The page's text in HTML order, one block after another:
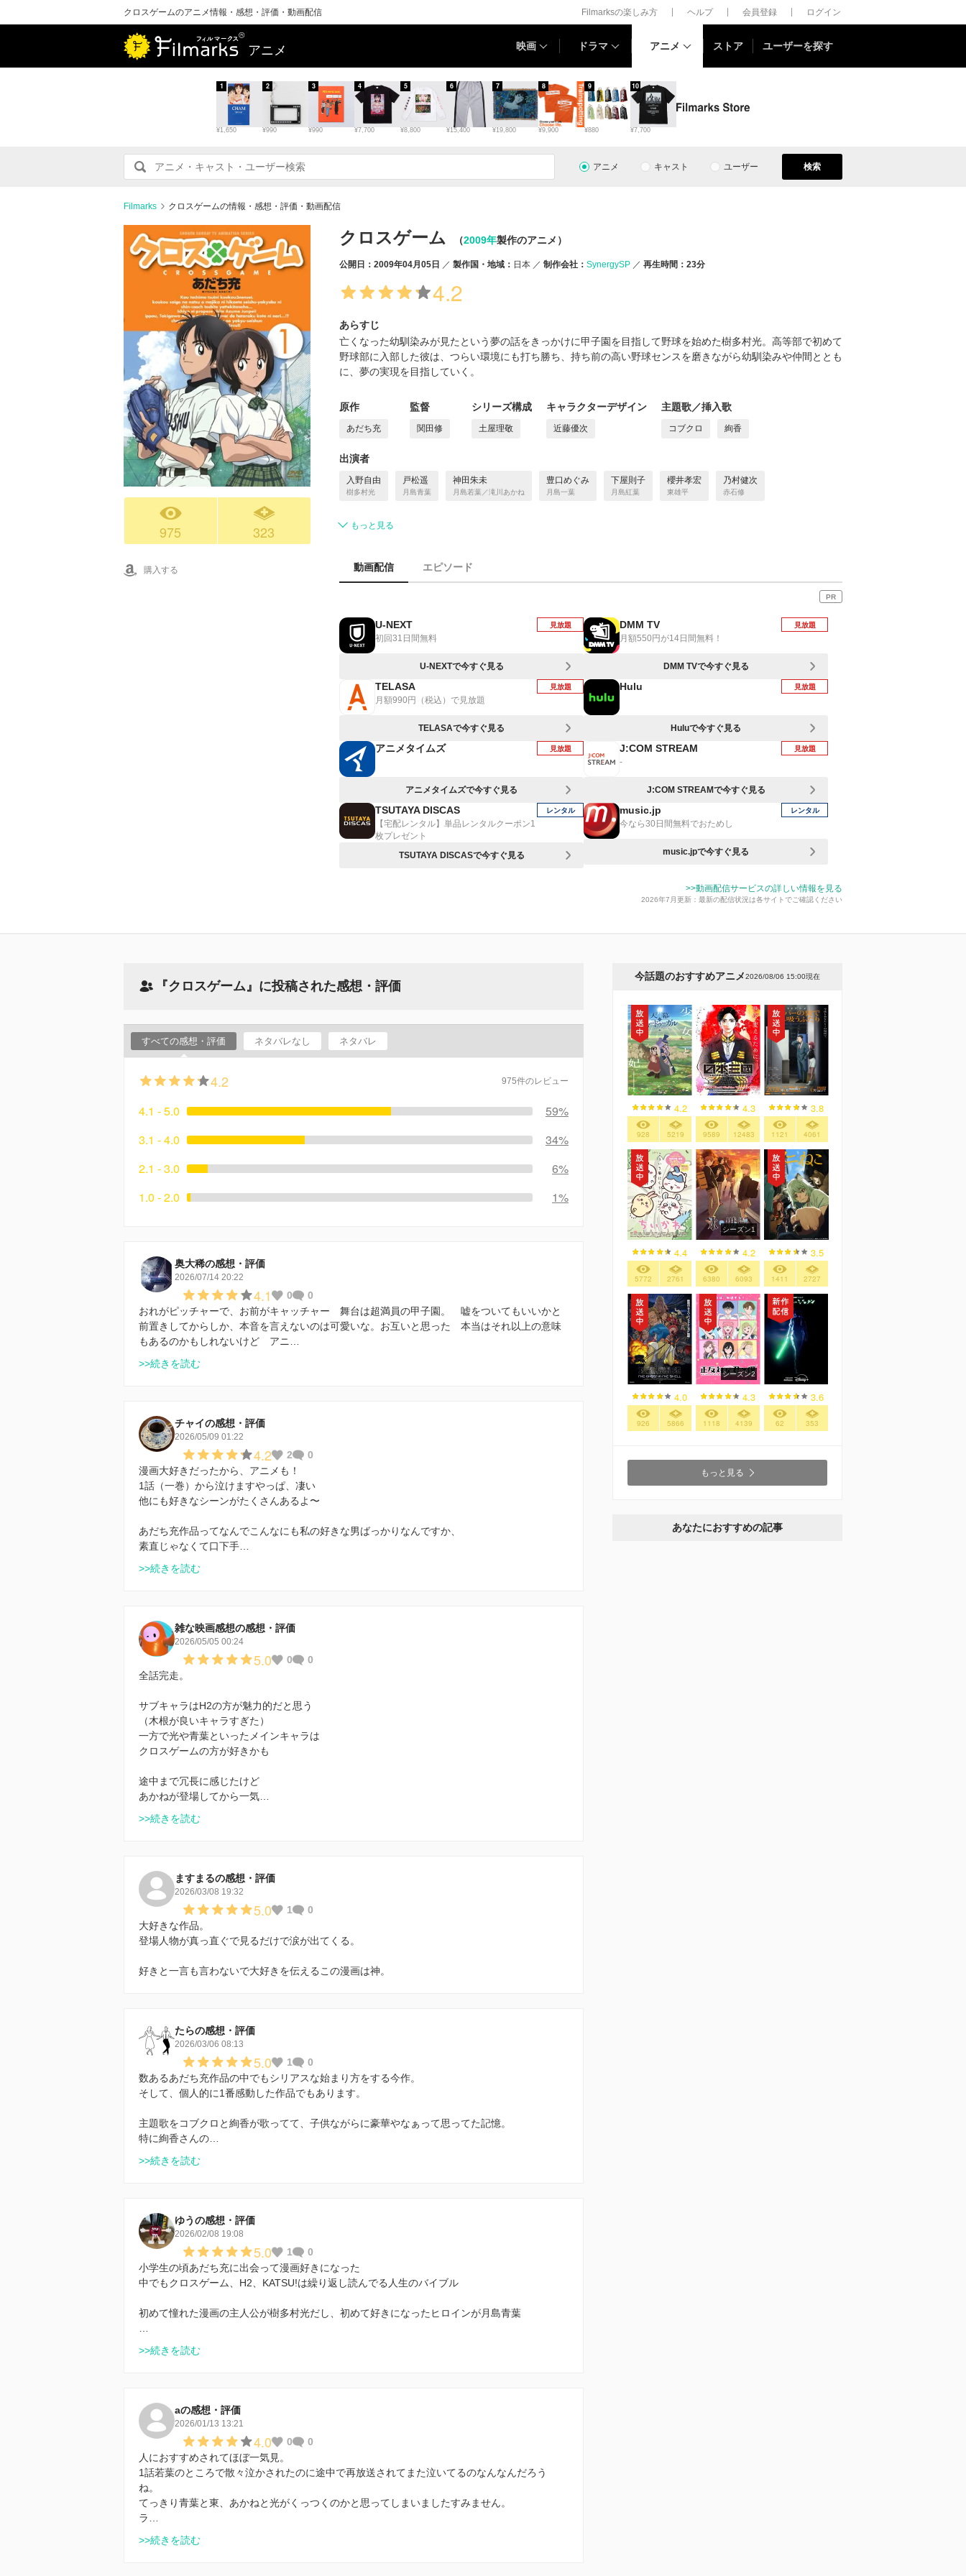
クロスゲームのアニメ情報・感想・評価・動画配信 Filmarksの楽しみ方 ヘルプ 会員登録 ログイン
アニメ 映画 ドラマ アニメ ストア ユーザーを探す
¥1,650
1
¥990
2
¥990
3
¥7,700
4
¥8,800
5
¥15,400
6
¥19,800
7
¥9,900
8
¥880
9
¥7,700
10
アニメ キャスト ユーザー 検索
Filmarks クロスゲームの情報・感想・評価・動画配信
975 323
購入する
クロスゲーム （2009年製作のアニメ）
公開日：2009年04月05日 製作国・地域： 日本 制作会社： SynergySP 再生時間：23分
4.2
あらすじ
亡くなった幼馴染みが見たという夢の話をきっかけに甲子園を目指して野球を始めた樹多村光。高等部で初めて
野球部に入部した彼は、つらい環境にも打ち勝ち、持ち前の高い野球センスを磨きながら幼馴染みや仲間ととも
に、夢の実現を目指していく。
原作
あだち充
監督
関田修
シリーズ構成
土屋理敬
キャラクターデザイン
近藤優次
主題歌／挿入歌
コブクロ 絢香
出演者
入野自由
樹多村光
戸松遥
月島青葉
神田朱未
月島若葉／滝川あかね
豊口めぐみ
月島一葉
下屋則子
月島紅葉
櫻井孝宏
東雄平
乃村健次
赤石修
もっと見る
動画配信 エピソード
PR
U-NEXT
初回31日間無料
見放題
U-NEXTで今すぐ見る
DMM TV
月額550円が14日間無料！
見放題
DMM TVで今すぐ見る
TELASA
月額990円（税込）で見放題
見放題
TELASAで今すぐ見る
Hulu 見放題
Huluで今すぐ見る
アニメタイムズ 見放題
アニメタイムズで今すぐ見る
J:COM STREAM
-
見放題
J:COM STREAMで今すぐ見る
TSUTAYA DISCAS
【宅配レンタル】単品レンタルクーポン1
枚プレゼント
レンタル
TSUTAYA DISCASで今すぐ見る
music.jp
今なら30日間無料でおためし
レンタル
music.jpで今すぐ見る
>>動画配信サービスの詳しい情報を見る
2026年7月更新：最新の配信状況は各サイトでご確認ください
『クロスゲーム』に投稿された感想・評価
すべての感想・評価 ネタバレなし ネタバレ
4.2 975件のレビュー
4.1 - 5.0
59%
3.1 - 4.0
34%
2.1 - 3.0
6%
1.0 - 2.0
1%
奥大稀の感想・評価
2026/07/14 20:22
4.1 0
0
おれがピッチャーで、お前がキャッチャー 舞台は超満員の甲子園。 嘘をついてもいいかと
前置きしてからしか、本音を言えないのは可愛いな。お互いと思った 本当はそれ以上の意味
もあるのかもしれないけど アニ…
>>続きを読む
チャイの感想・評価
2026/05/09 01:22
4.2 2
0
漫画大好きだったから、アニメも！
1話（一巻）から泣けますやっぱ、凄い
他にも好きなシーンがたくさんあるよ〜
あだち充作品ってなんでこんなにも私の好きな男ばっかりなんですか、
素直じゃなくて口下手…
>>続きを読む
雑な映画感想の感想・評価
2026/05/05 00:24
5.0 0
0
全話完走。
サブキャラはH2の方が魅力的だと思う
（木根が良いキャラすぎた）
一方で光や青葉といったメインキャラは
クロスゲームの方が好きかも
途中まで冗長に感じたけど
あかねが登場してから一気…
>>続きを読む
ますまるの感想・評価
2026/03/08 19:32
5.0 1
0
大好きな作品。
登場人物が真っ直ぐで見るだけで涙が出てくる。
好きと一言も言わないで大好きを伝えるこの漫画は神。
たらの感想・評価
2026/03/06 08:13
5.0 1
0
数あるあだち充作品の中でもシリアスな始まり方をする今作。
そして、個人的に1番感動した作品でもあります。
主題歌をコブクロと絢香が歌ってて、子供ながらに豪華やなぁって思ってた記憶。
特に絢香さんの…
>>続きを読む
ゆうの感想・評価
2026/02/08 19:08
5.0 1
0
小学生の頃あだち充に出会って漫画好きになった
中でもクロスゲーム、H2、KATSU!は繰り返し読んでる人生のバイブル
初めて憧れた漫画の主人公が樹多村光だし、初めて好きになったヒロインが月島青葉
>>続きを読む
aの感想・評価
2026/01/13 13:21
4.0 0
0
人におすすめされてほぼ一気見。
1話若葉のところで散々泣かされたのに途中で再放送されてまた泣いてるのなんなんだろう
ね。
てっきり青葉と東、あかねと光がくっつくのかと思ってしまいましたすみません。
ラ…
>>続きを読む
今話題のおすすめアニメ2026/08/06 15:00現在
4.2
928 5219
4.3
9589 12483
3.8
1121 4061
4.4
5772 2761
シーズン1
4.2
6380 6093
3.5
1411 2727
4.0
926 5866
シーズン2
4.3
1118 4139
3.6
62 353
もっと見る
あなたにおすすめの記事